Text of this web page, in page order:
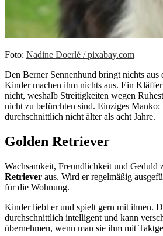
Foto: Nadine Doerlé / pixabay.com
Den Berner Sennenhund bringt nichts aus
Kinder machen ihm nichts aus. Ein
nicht, weshalb Streitigkeiten wegen
nicht zu befürchten sind. Einziges Manko:
durchschnittlich nicht älter als acht Jahre.
Golden Retriever
Wachsamkeit, Freundlichkeit und Geduld
Retriever aus. Wird er regelmäßig
für die Wohnung.
Kinder liebt er und spielt gern mit ihnen.
durchschnittlich intelligent und kann
übernehmen, wenn man sie ihm mit